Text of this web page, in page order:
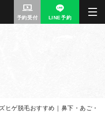
予約受付 LINE予約
ヒゲ脱毛おすすめ｜鼻下・あご・